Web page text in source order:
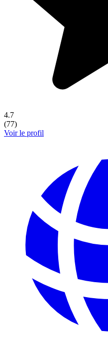
4.7
(77)
Voir le profil